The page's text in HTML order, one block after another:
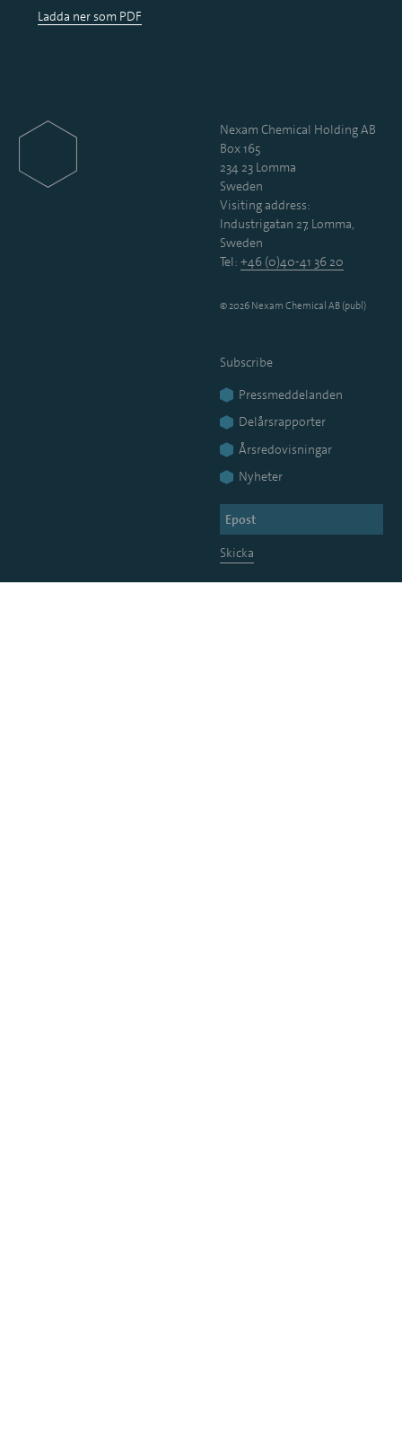
Ladda ner som PDF
Nexam Chemical Holding AB
Box 165
234 23 Lomma
Sweden
Visiting address:
Industrigatan 27, Lomma,
Sweden
Tel: +46 (0)40-41 36 20
© 2026 Nexam Chemical AB (publ)
Subscribe
Pressmeddelanden
Delårsrapporter
Årsredovisningar
Nyheter